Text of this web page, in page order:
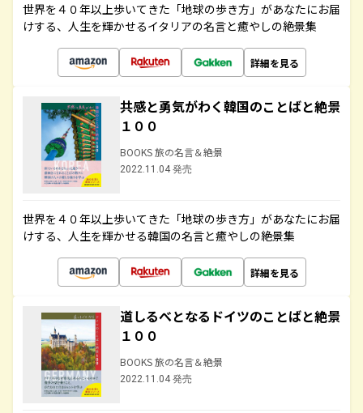
世界を４０年以上歩いてきた「地球の歩き方」があなたにお届
けする、人生を輝かせるイタリアの名言と癒やしの絶景集
詳細を見る
共感と勇気がわく韓国のことばと絶景
１００
BOOKS 旅の名言＆絶景
2022.11.04 発売
世界を４０年以上歩いてきた「地球の歩き方」があなたにお届
けする、人生を輝かせる韓国の名言と癒やしの絶景集
詳細を見る
道しるべとなるドイツのことばと絶景
１００
BOOKS 旅の名言＆絶景
2022.11.04 発売